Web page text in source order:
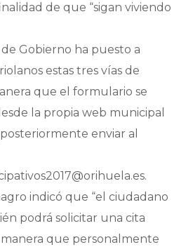
de que “sigan viviendo
Gobierno ha puesto a
estas tres vías de
que el formulario se
la propia web municipal
enviar al
indicó que “el ciudadano
podrá solicitar una cita
que personalmente